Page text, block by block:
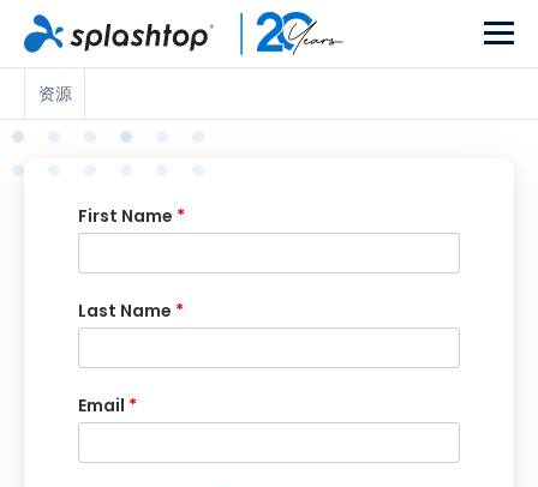
资源
First Name *
Last Name *
Email *